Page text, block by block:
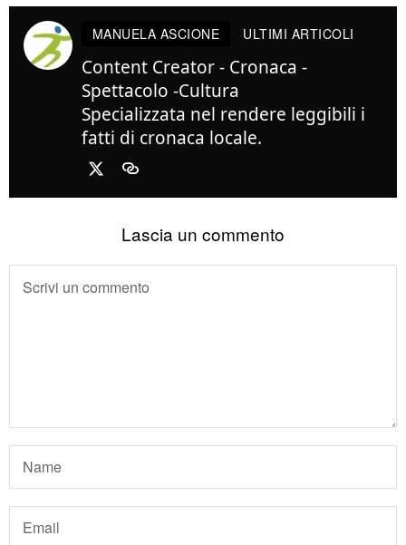
MANUELA ASCIONE ULTIMI ARTICOLI
Content Creator - Cronaca -
Spettacolo -Cultura
Specializzata nel rendere leggibili i
fatti di cronaca locale.
Lascia un commento